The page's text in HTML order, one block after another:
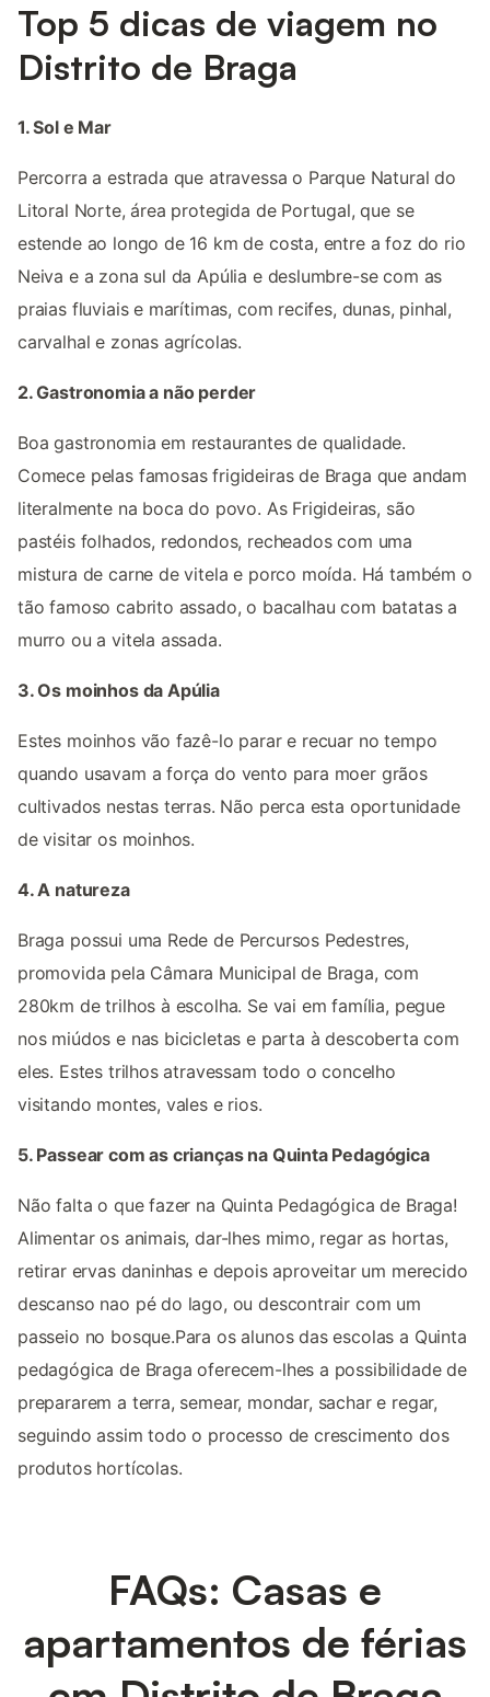
Top 5 dicas de viagem no
Distrito de Braga
1. Sol e Mar
Percorra a estrada que atravessa o Parque Natural do
Litoral Norte, área protegida de Portugal, que se
estende ao longo de 16 km de costa, entre a foz do rio
Neiva e a zona sul da Apúlia e deslumbre-se com as
praias fluviais e marítimas, com recifes, dunas, pinhal,
carvalhal e zonas agrícolas.
2. Gastronomia a não perder
Boa gastronomia em restaurantes de qualidade.
Comece pelas famosas frigideiras de Braga que andam
literalmente na boca do povo. As Frigideiras, são
pastéis folhados, redondos, recheados com uma
mistura de carne de vitela e porco moída. Há também o
tão famoso cabrito assado, o bacalhau com batatas a
murro ou a vitela assada.
3. Os moinhos da Apúlia
Estes moinhos vão fazê-lo parar e recuar no tempo
quando usavam a força do vento para moer grãos
cultivados nestas terras. Não perca esta oportunidade
de visitar os moinhos.
4. A natureza
Braga possui uma Rede de Percursos Pedestres,
promovida pela Câmara Municipal de Braga, com
280km de trilhos à escolha. Se vai em família, pegue
nos miúdos e nas bicicletas e parta à descoberta com
eles. Estes trilhos atravessam todo o concelho
visitando montes, vales e rios.
5. Passear com as crianças na Quinta Pedagógica
Não falta o que fazer na Quinta Pedagógica de Braga!
Alimentar os animais, dar-lhes mimo, regar as hortas,
retirar ervas daninhas e depois aproveitar um merecido
descanso nao pé do lago, ou descontrair com um
passeio no bosque.Para os alunos das escolas a Quinta
pedagógica de Braga oferecem-lhes a possibilidade de
prepararem a terra, semear, mondar, sachar e regar,
seguindo assim todo o processo de crescimento dos
produtos hortícolas.
FAQs: Casas e
apartamentos de férias